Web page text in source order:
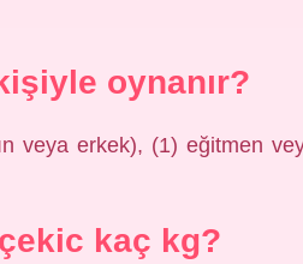
oynanır?
veya erkek), (1) eğitmen
kaç kg?